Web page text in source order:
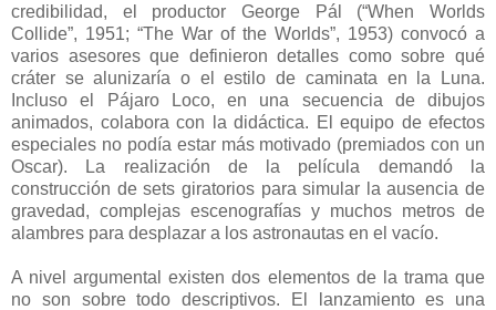
credibilidad, el productor George Pál (“When Worlds
Collide”, 1951; “The War of the Worlds”, 1953) convocó a
varios asesores que definieron detalles como sobre qué
cráter se alunizaría o el estilo de caminata en la Luna.
Incluso el Pájaro Loco, en una secuencia de dibujos
animados, colabora con la didáctica. El equipo de efectos
especiales no podía estar más motivado (premiados con un
Oscar). La realización de la película demandó la
construcción de sets giratorios para simular la ausencia de
gravedad, complejas escenografías y muchos metros de
alambres para desplazar a los astronautas en el vacío.
A nivel argumental existen dos elementos de la trama que
no son sobre todo descriptivos. El lanzamiento es una